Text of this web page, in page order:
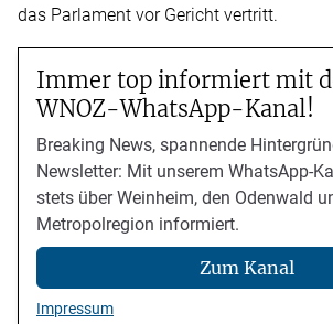
das Parlament vor Gericht vertritt.
Immer top informiert mit
WNOZ-WhatsApp-Kanal!
Breaking News, spannende
Newsletter: Mit unserem WhatsApp-
stets über Weinheim, den Odenwald
Metropolregion informiert.
Zum Kanal
Impressum